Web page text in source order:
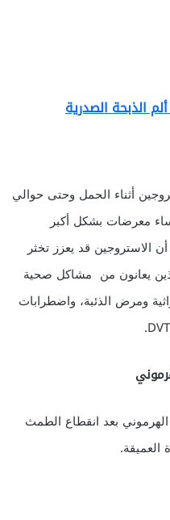
الذبحة الصدرية
أثناء الحمل وحتى حوالي
النساء معرضات بشكل أكبر
الاستروجين قد يعزز تخثر
يعانون من مشاكل صحية
ومرض الذئبة، واضطرابات
بعد انقطاع الطمث